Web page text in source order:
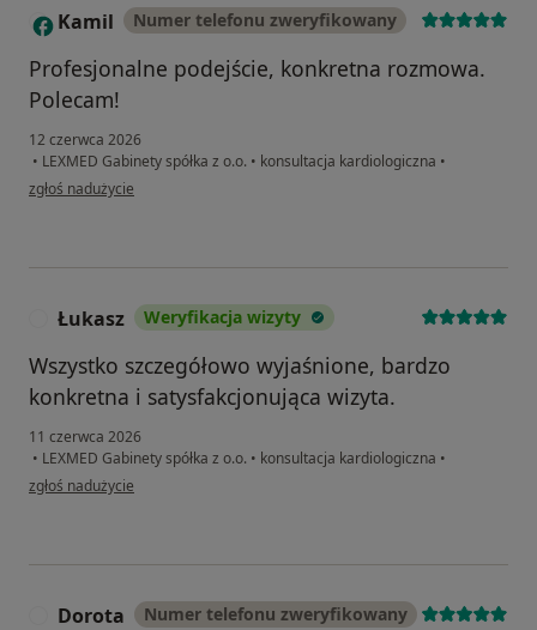
K Kamil Numer telefonu zweryfikowany
Profesjonalne podejście, konkretna rozmowa.
Polecam!
12 czerwca 2026
• LEXMED Gabinety spółka z o.o. • konsultacja kardiologiczna •
w opinii użytkownika Kamil
zgłoś nadużycie
Łukasz Weryfikacja wizyty
Wszystko szczegółowo wyjaśnione, bardzo
konkretna i satysfakcjonująca wizyta.
11 czerwca 2026
• LEXMED Gabinety spółka z o.o. • konsultacja kardiologiczna •
w opinii użytkownika Łukasz
zgłoś nadużycie
Dorota Numer telefonu zweryfikowany